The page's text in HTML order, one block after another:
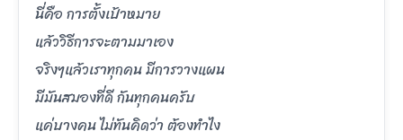
นี่คือ การตั้งเป้าหมาย
แล้ววิธีการจะตามมาเอง
จริงๆแล้วเราทุกคน มีการวางแผน
มีมันสมองที่ดี กันทุกคนครับ
แค่บางคน ไม่ทันคิดว่า ต้องทำไง